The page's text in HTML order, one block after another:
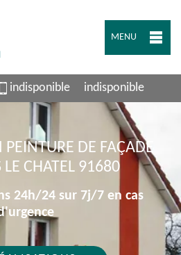
MENU
indisponible indisponible
PEINTURE DE FAÇADE
LE CHATEL 91680
24h/24 sur 7j/7 en cas